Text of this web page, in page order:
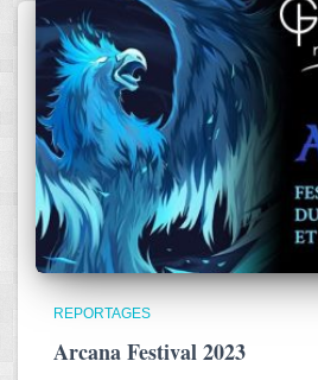
REPORTAGES
Arcana Festival 2023